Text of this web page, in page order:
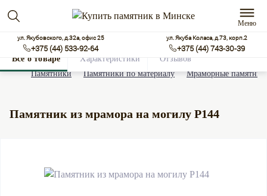
Меню
ул. Якубовского, д.32а, офис 25
+375 (44) 533-92-64
ул. Якуба Коласа, д.73, корп.2
+375 (44) 743-30-39
Памятники Памятники по материалу Мраморные
Памятник из мрамора на могилу Р144
Все о товаре Характеристики Отзывов